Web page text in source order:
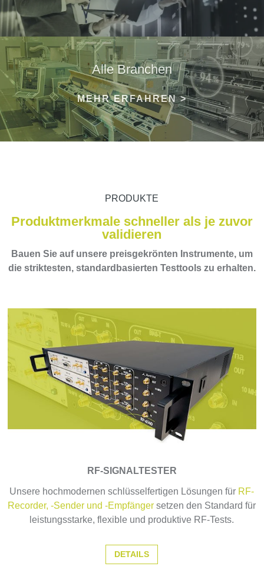
Alle Branchen
MEHR ERFAHREN >
PRODUKTE
Produktmerkmale schneller als je zuvor
validieren
Bauen Sie auf unsere preisgekrönten Instrumente, um
die striktesten, standardbasierten Testtools zu erhalten.
RF-SIGNALTESTER
Unsere hochmodernen schlüsselfertigen Lösungen für RF-
Recorder, -Sender und -Empfänger setzen den Standard für
leistungsstarke, flexible und produktive RF-Tests.
DETAILS